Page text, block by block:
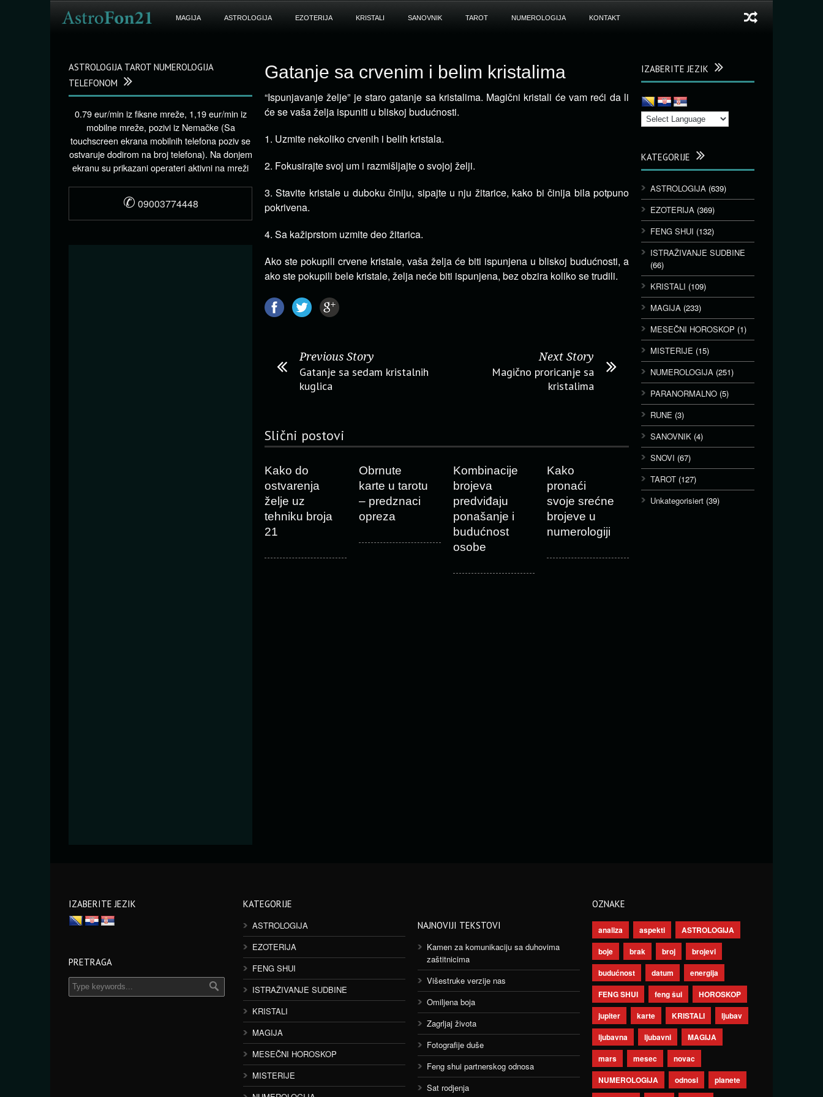
MAGIJA ASTROLOGIJA EZOTERIJA KRISTALI SANOVNIK TAROT NUMEROLOGIJA KONTAKT
Gatanje sa crvenim i belim kristalima
“Ispunjavanje želje” je staro gatanje sa kristalima. Magični kristali će vam reći da li
će se vaša želja ispuniti u bliskoj budućnosti.
1. Uzmite nekoliko crvenih i belih kristala.
2. Fokusirajte svoj um i razmišljajte o svojoj želji.
3. Stavite kristale u duboku činiju, sipajte u nju žitarice, kako bi činija bila potpuno
pokrivena.
4. Sa kažiprstom uzmite deo žitarica.
Ako ste pokupili crvene kristale, vaša želja će biti ispunjena u bliskoj budućnosti, a
ako ste pokupili bele kristale, želja neće biti ispunjena, bez obzira koliko se trudili.
Previous Story
Gatanje sa sedam kristalnih
kuglica
Next Story
Magično proricanje sa
kristalima
Slični postovi
Kako do
ostvarenja
želje uz
tehniku broja
21
Obrnute
karte u tarotu
– predznaci
opreza
Kombinacije
brojeva
predviđaju
ponašanje i
budućnost
osobe
Kako
pronaći
svoje srećne
brojeve u
numerologiji
IZABERITE JEZIK
KATEGORIJE
ASTROLOGIJA (639)
EZOTERIJA (369)
FENG SHUI (132)
ISTRAŽIVANJE SUDBINE
(66)
KRISTALI (109)
MAGIJA (233)
MESEČNI HOROSKOP (1)
MISTERIJE (15)
NUMEROLOGIJA (251)
PARANORMALNO (5)
RUNE (3)
SANOVNIK (4)
SNOVI (67)
TAROT (127)
Unkategorisiert (39)
ASTROLOGIJA TAROT NUMEROLOGIJA
TELEFONOM
0.79 eur/min iz fiksne mreže, 1,19 eur/min iz
mobilne mreže, pozivi iz Nemačke (Sa
touchscreen ekrana mobilnih telefona poziv se
ostvaruje dodirom na broj telefona). Na donjem
ekranu su prikazani operateri aktivni na mreži
✆ 09003774448
IZABERITE JEZIK
PRETRAGA
KATEGORIJE
ASTROLOGIJA
EZOTERIJA
FENG SHUI
ISTRAŽIVANJE SUDBINE
KRISTALI
MAGIJA
MESEČNI HOROSKOP
MISTERIJE
NAJNOVIJI TEKSTOVI
Kamen za komunikaciju sa duhovima
zaštitnicima
Višestruke verzije nas
Omiljena boja
Zagrljaj života
Fotografije duše
Feng shui partnerskog odnosa
Sat rodjenja
OZNAKE
analiza aspekti
ASTROLOGIJA
boje
brak broj
brojevi
budućnost
datum
energija
FENG SHUI
feng šui
HOROSKOP
jupiter
karte KRISTALI
ljubav
ljubavna
ljubavni
MAGIJA
mars
mesec
novac
NUMEROLOGIJA
odnosi
planete